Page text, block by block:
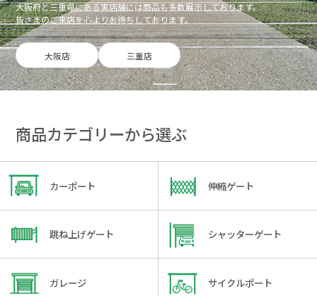
大阪府と三重県にある実店舗には商品も多数展示しております。
皆さまのご来店を心よりお待ちしております。
大阪店 三重店
商品カテゴリーから選ぶ
カーポート 伸縮ゲート
跳ね上げゲート シャッターゲート
ガレージ サイクルポート